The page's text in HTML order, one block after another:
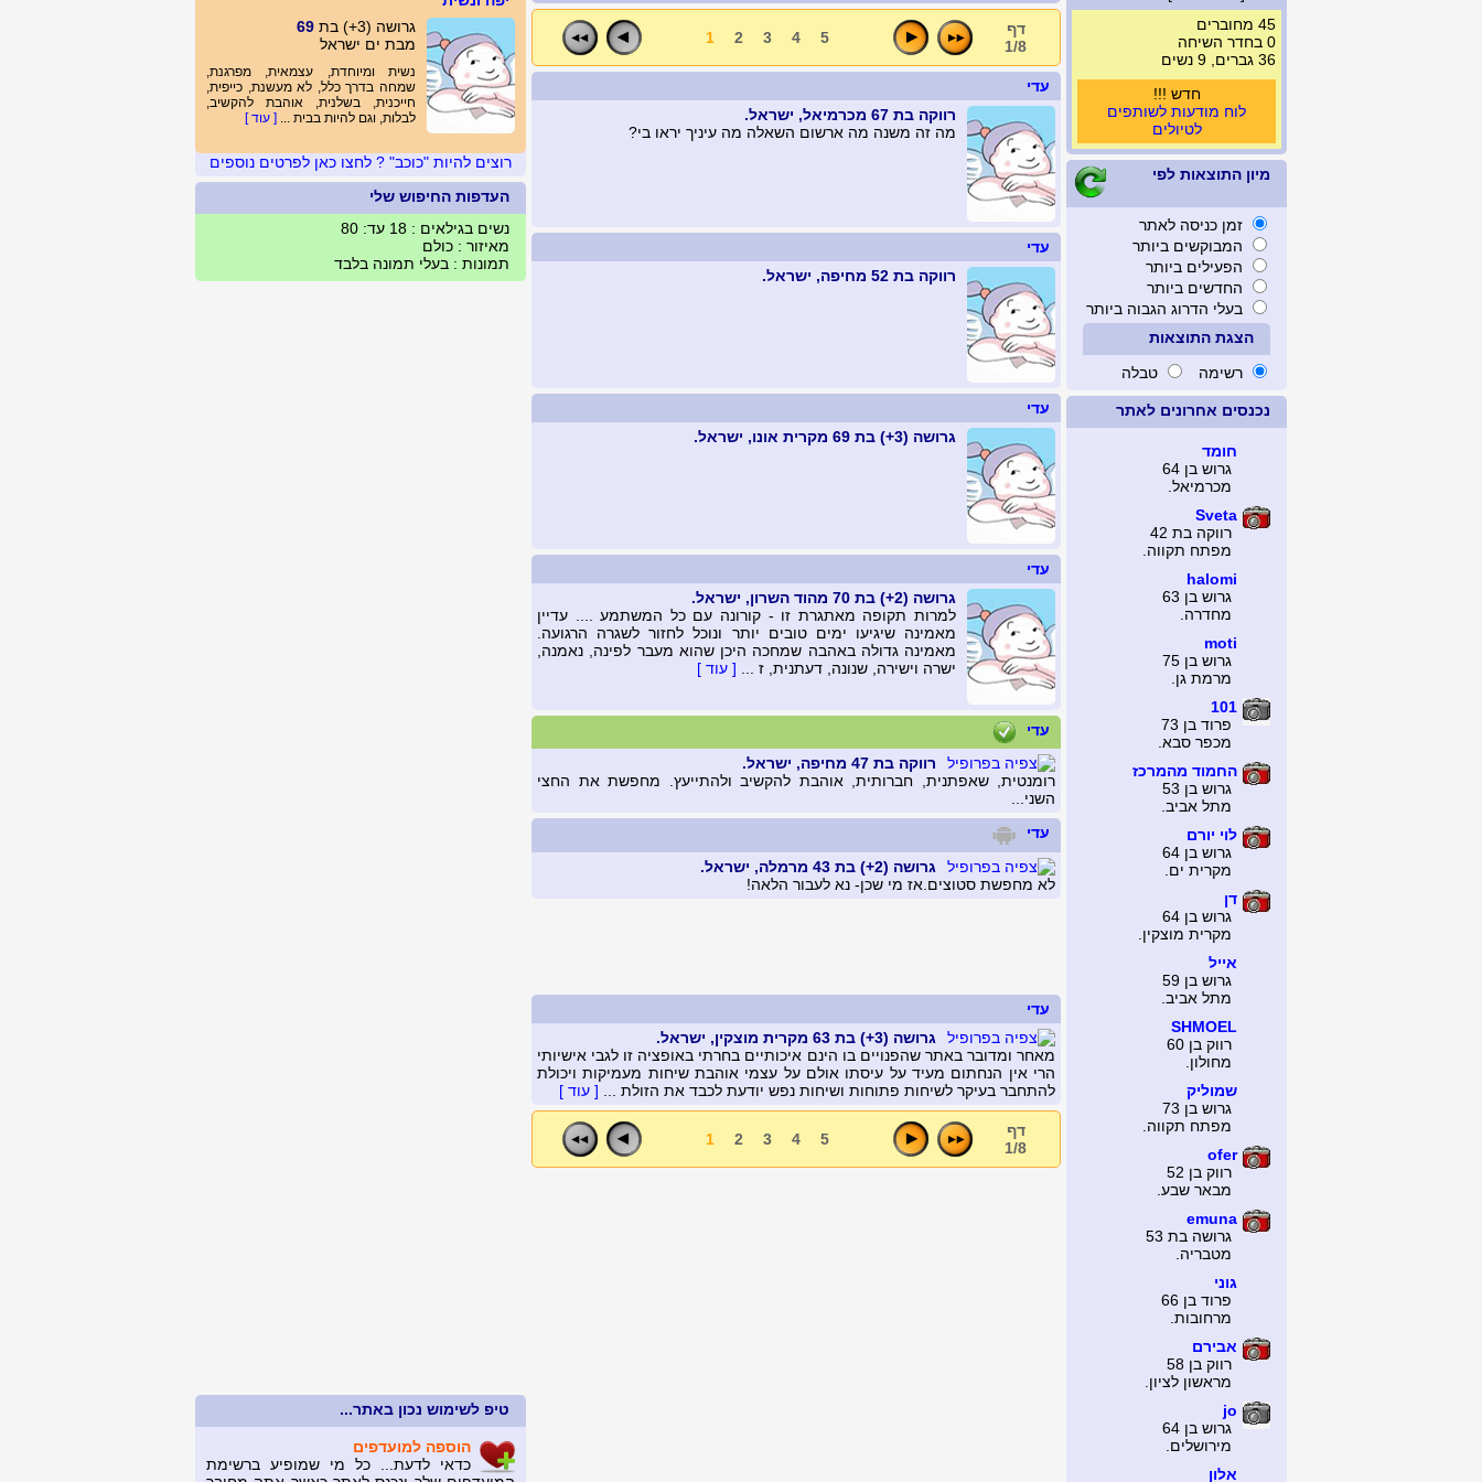
45 מחוברים
0 בחדר השיחה
36 גברים, 9 נשים
חדש !!!
לוח מודעות לשותפים
לטיולים
מיון התוצאות לפי
זמן כניסה לאתר
המבוקשים ביותר
הפעילים ביותר
החדשים ביותר
בעלי הדרוג הגבוה ביותר
הצגת התוצאות
רשימה
טבלה
נכנסים אחרונים לאתר
חומד
גרוש בן 64
מכרמיאל.
Sveta
רווקה בת 42
מפתח תקווה.
halomi
גרוש בן 63
מחדרה.
moti
גרוש בן 75
מרמת גן.
101
פרוד בן 73
מכפר סבא.
החמוד מהמרכז
גרוש בן 53
מתל אביב.
לוי יורם
גרוש בן 64
מקרית ים.
דן
גרוש בן 64
מקרית מוצקין.
אייל
גרוש בן 59
מתל אביב.
SHMOEL
רווק בן 60
מחולון.
שמוליק
גרוש בן 73
מפתח תקווה.
ofer
רווק בן 52
מבאר שבע.
emuna
גרושה בת 53
מטבריה.
גוני
פרוד בן 66
מרחובות.
אבירם
רווק בן 58
מראשון לציון.
jo
גרוש בן 64
מירושלים.
אלון
דף
1/8
1 2 3 4 5
עדי
רווקה בת 67 מכרמיאל, ישראל.
מה זה משנה מה ארשום השאלה מה עיניך יראו בי?
עדי
רווקה בת 52 מחיפה, ישראל.
עדי
גרושה (3+) בת 69 מקרית אונו, ישראל.
עדי
גרושה (2+) בת 70 מהוד השרון, ישראל.
למרות תקופה מאתגרת זו - קורונה עם כל המשתמע .... עדיין
מאמינה שיגיעו ימים טובים יותר ונוכל לחזור לשגרה הרגועה.
מאמינה גדולה באהבה שמחכה היכן שהוא מעבר לפינה, נאמנה,
ישרה וישירה, שנונה, דעתנית, ז ... [ עוד ]
עדי
רווקה בת 47 מחיפה, ישראל.
רומנטית, שאפתנית, חברותית, אוהבת להקשיב ולהתייעץ. מחפשת את החצי
השני...
עדי
גרושה (2+) בת 43 מרמלה, ישראל.
לא מחפשת סטוצים.אז מי שכן- נא לעבור הלאה!
עדי
גרושה (3+) בת 63 מקרית מוצקין, ישראל.
מאחר ומדובר באתר שהפנויים בו הינם איכותיים בחרתי באופציה זו לגבי אישיותי
הרי אין הנחתום מעיד על עיסתו אולם על עצמי אוהבת שיחות מעמיקות ויכולת
להתחבר בעיקר לשיחות פתוחות ושיחות נפש יודעת לכבד את הזולת ... [ עוד ]
דף
1/8
1 2 3 4 5
גרושה (3+) בת
69
מבת ים ישראל
נשית ומיוחדת, עצמאית, מפרגנת,
שמחה בדרך כלל, לא מעשנת, כייפית,
חייכנית, בשלנית, אוהבת להקשיב,
לבלות, וגם להיות בבית ... [ עוד ]
רוצים להיות "כוכב" ? לחצו כאן לפרטים נוספים
העדפות החיפוש שלי
נשים בגילאים : 18 עד: 80
מאיזור : כולם
תמונות : בעלי תמונה בלבד
טיפ לשימוש נכון באתר...
הוספה למועדפים
כדאי לדעת... כל מי שמופיע ברשימת